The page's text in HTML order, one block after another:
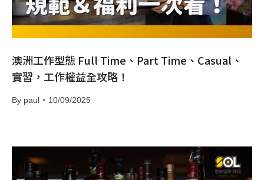
澳洲工作型態 Full Time、Part Time、Casual、
實習，工作權益全攻略！
By paul 10/09/2025